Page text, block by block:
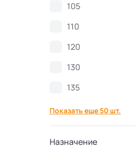
Септики VODANOFF
Септики Волгарь
Септики КиБез
105
110
120
130
135
Показать еще 50 шт.
Назначение